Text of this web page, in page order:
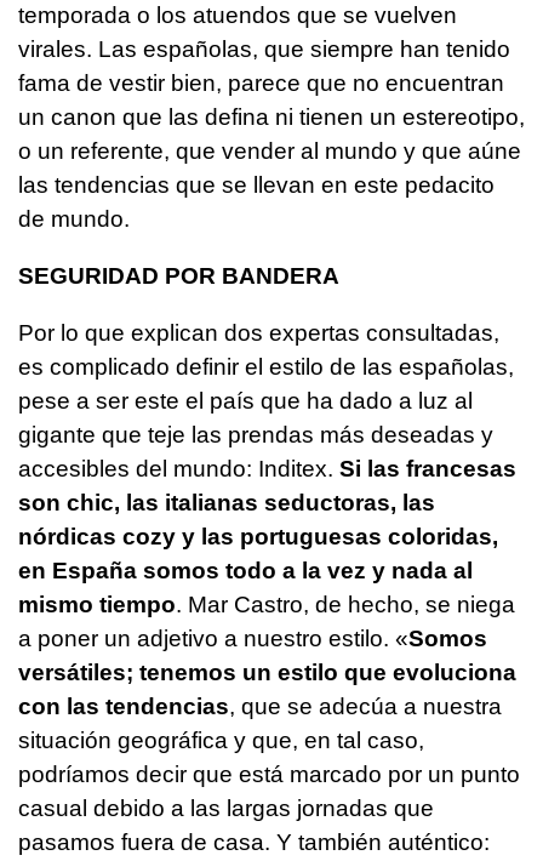
temporada o los atuendos que se vuelven
virales. Las españolas, que siempre han tenido
fama de vestir bien, parece que no encuentran
un canon que las defina ni tienen un estereotipo,
o un referente, que vender al mundo y que aúne
las tendencias que se llevan en este pedacito
de mundo.
SEGURIDAD POR BANDERA
Por lo que explican dos expertas consultadas,
es complicado definir el estilo de las españolas,
pese a ser este el país que ha dado a luz al
gigante que teje las prendas más deseadas y
accesibles del mundo: Inditex. Si las francesas
son chic, las italianas seductoras, las
nórdicas cozy y las portuguesas coloridas,
en España somos todo a la vez y nada al
mismo tiempo. Mar Castro, de hecho, se niega
a poner un adjetivo a nuestro estilo. «Somos
versátiles; tenemos un estilo que evoluciona
con las tendencias, que se adecúa a nuestra
situación geográfica y que, en tal caso,
podríamos decir que está marcado por un punto
casual debido a las largas jornadas que
pasamos fuera de casa. Y también auténtico: